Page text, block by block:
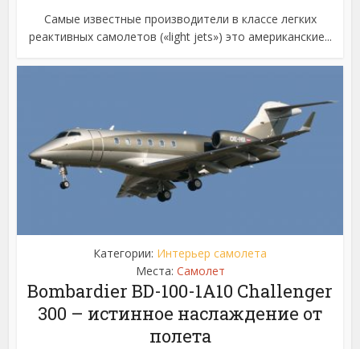
Самые известные производители в классе легких
реактивных самолетов («light jets») это американские...
Категории: Интерьер самолета
Места: Самолет
Bombardier BD-100-1A10 Challenger
300 – истинное наслаждение от
полета